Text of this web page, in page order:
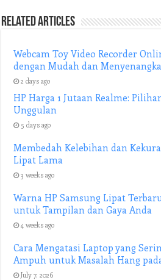
Related Articles
Webcam Toy Video Recorder
dengan Mudah dan
2 days ago
HP Harga 1 Jutaan Realme:
Unggulan
5 days ago
Membedah Kelebihan dan
Lipat Lama
3 weeks ago
Warna HP Samsung Lipat
untuk Tampilan dan Gaya Anda
4 weeks ago
Cara Mengatasi Laptop yang
Ampuh untuk Masalah Hang
July 7, 2026